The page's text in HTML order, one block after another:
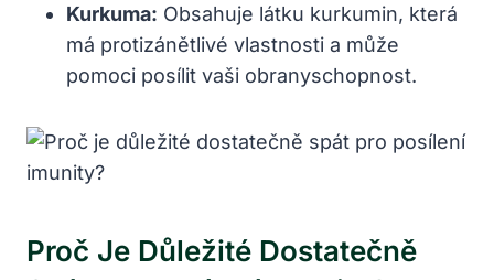
Kurkuma: Obsahuje látku kurkumin, která
má protizánětlivé vlastnosti a může
pomoci posílit vaši obranyschopnost.
Proč Je Důležité Dostatečně